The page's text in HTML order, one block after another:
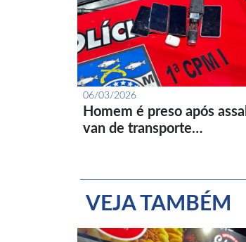
06/03/2026
Homem é preso após
van de transporte…
VEJA TAMBÉM